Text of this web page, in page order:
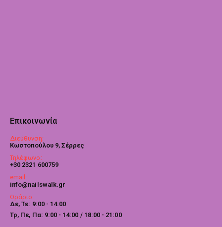
Επικοινωνία
Διεύθυνση:
Κωστοπούλου 9, Σέρρες
Τηλέφωνο:
+30 2321 600759
email:
info@nailswalk.gr
Ωράριο:
Δε, Τε: 9:00 - 14:00
Τρ, Πε, Πα: 9:00 - 14:00 / 18:00 - 21:00